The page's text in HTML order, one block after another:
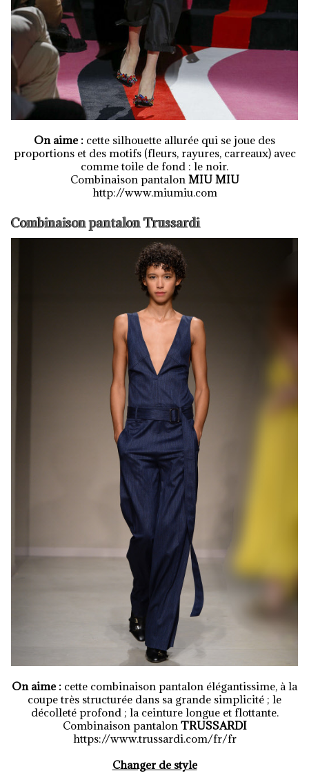
On aime : cette silhouette allurée qui se joue des
proportions et des motifs (fleurs, rayures, carreaux) avec
comme toile de fond : le noir.
Combinaison pantalon MIU MIU
http://www.miumiu.com
Combinaison pantalon Trussardi
On aime : cette combinaison pantalon élégantissime, à la
coupe très structurée dans sa grande simplicité ; le
décolleté profond ; la ceinture longue et flottante.
Combinaison pantalonTRUSSARDI
https://www.trussardi.com/fr/fr
Changer de style